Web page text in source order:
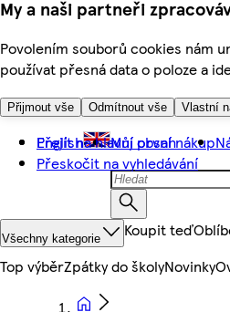
My a naši partneři
Povolením souborů cookies nám
používat přesná data o poloze a
Přijmout vše Odmítnout vše Vlastní
Přejít na hlavní obsah
Přeskočit na vyhledávání
English Můj první nákup
Všechny kategorie Koupit teď
Top výběrZpátky do školyNovinky